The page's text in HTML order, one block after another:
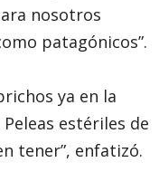
nosotros
patagónicos”.
ya en la
estériles de
tener”, enfatizó.